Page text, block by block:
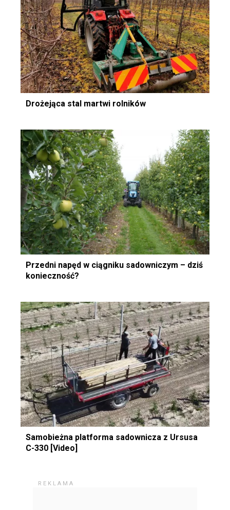
Drożejąca stal martwi rolników
Przedni napęd w ciągniku sadowniczym – dziś
konieczność?
Samobieżna platforma sadownicza z Ursusa
C-330 [Video]